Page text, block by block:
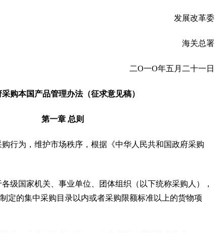
发展改革委
海关总署
二Ο一Ο年五月二十一日
购本国产品管理办法（征求意见稿）
第一章 总则
行为，维护市场秩序，根据《中华人民共和国政府采购
级国家机关、事业单位、团体组织（以下统称采购人），
定的集中采购目录以内或者采购限额标准以上的货物项